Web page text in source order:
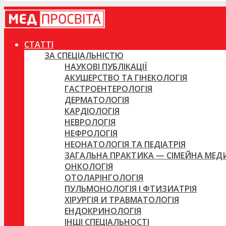
СТАТТІ
ЗА СПЕЦІАЛЬНІСТЮ
НАУКОВІ ПУБЛІКАЦІЇ
АКУШЕРСТВО ТА ГІНЕКОЛОГІЯ
ГАСТРОЕНТЕРОЛОГІЯ
ДЕРМАТОЛОГІЯ
КАРДІОЛОГІЯ
НЕВРОЛОГІЯ
НЕФРОЛОГІЯ
НЕОНАТОЛОГІЯ ТА ПЕДІАТРІЯ
ЗАГАЛЬНА ПРАКТИКА — СІМЕЙНА
ОНКОЛОГІЯ
ОТОЛАРІНГОЛОГІЯ
ПУЛЬМОНОЛОГІЯ І ФТИЗИАТРІЯ
ХІРУРГІЯ И ТРАВМАТОЛОГІЯ
ЕНДОКРИНОЛОГІЯ
ІНШІ СПЕЦІАЛЬНОСТІ